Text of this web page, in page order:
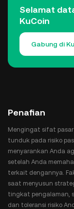
Selamat
KuCoin
Gabung di
Penafian
Mengingat sifat pasar
tunduk pada risiko
menyarankan Anda
setelah Anda
terkait dengannya.
saat menyusun
tingkat pengalaman,
dan toleransi risiko